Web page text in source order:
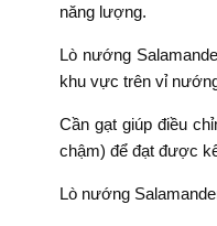
năng lượng.
Lò nướng
khu vực trên vỉ
Cần gạt giúp điều
chậm) để đạt được
Lò nướng